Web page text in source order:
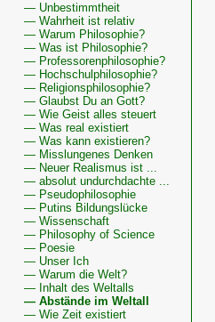
— Unbestimmtheit
— Wahrheit ist relativ
— Warum Philosophie?
— Was ist Philosophie?
— Professorenphilosophie?
— Hochschulphilosophie?
— Religionsphilosophie?
— Glaubst Du an Gott?
— Wie Geist alles steuert
— Was real existiert
— Was kann existieren?
— Misslungenes Denken
— Neuer Realismus ist ...
— absolut undurchdachte ...
— Pseudophilosophie
— Putins Bildungslücke
— Wissenschaft
— Philosophy of Science
— Poesie
— Unser Ich
— Warum die Welt?
— Inhalt des Weltalls
— Abstände im Weltall
— Wie Zeit existiert